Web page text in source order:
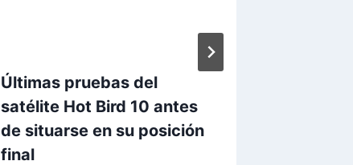
Últimas pruebas del
satélite Hot Bird 10 antes
de situarse en su posición
final